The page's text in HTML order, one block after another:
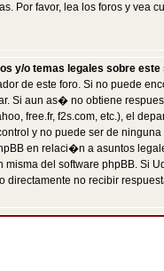
Por favor, lea los foros y vea
y/o temas legales sobre este
de este foro. Si no puede
Si aun as� no obtiene
free.fr, f2s.com, etc.), el
y no puede ser de
en relaci�n a asuntos
del software phpBB. Si
directamente no recibir